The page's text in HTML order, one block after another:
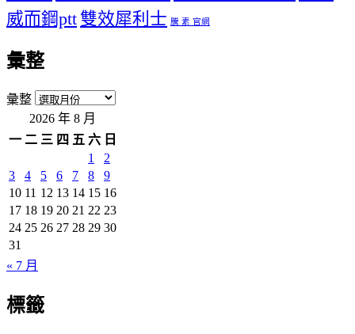
威而鋼ptt 雙效犀利士 騰 素 官網
彙整
彙整
2026 年 8 月
一 二 三 四 五 六 日
1
2
3
4 5 6 7 8
9
10 11 12 13 14 15 16
17 18 19 20 21 22 23
24 25 26 27 28 29 30
31
« 7 月
標籤